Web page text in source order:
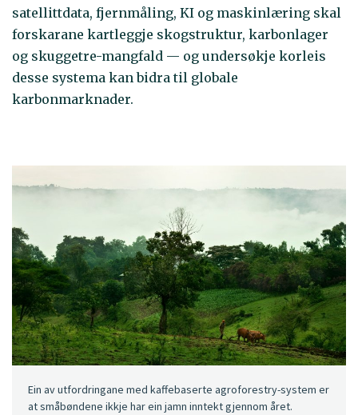
satellittdata, fjernmåling, KI og maskinlæring skal
forskarane kartleggje skogstruktur, karbonlager
og skuggetre-mangfald — og undersøkje korleis
desse systema kan bidra til globale
karbonmarknader.
Ein av utfordringane med kaffebaserte agroforestry-system er
at småbøndene ikkje har ein jamn inntekt gjennom året.